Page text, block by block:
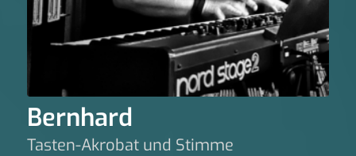
Bernhard
Tasten-Akrobat und Stimme